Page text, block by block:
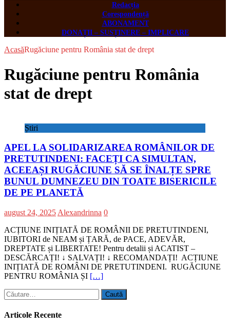
Redacția
Corespondență
ABONAMENT
DONAȚII – SUSȚINERE – IMPLICARE
AcasăRugăciune pentru România stat de drept
Rugăciune pentru România
stat de drept
Știri
APEL LA SOLIDARIZAREA ROMÂNILOR DE
PRETUTINDENI: FACEȚI CA SIMULTAN,
ACEEAȘI RUGĂCIUNE SĂ SE ÎNALȚE SPRE
BUNUL DUMNEZEU DIN TOATE BISERICILE
DE PE PLANETĂ
august 24, 2025 Alexandrinna 0
ACȚIUNE INIȚIATĂ DE ROMÂNII DE PRETUTINDENI,
IUBITORI de NEAM și ȚARĂ, de PACE, ADEVĂR,
DREPTATE și LIBERTATE! Pentru detalii și ACATIST –
DESCĂRCAȚI! ↓ SALVAȚI! ↓ RECOMANDAȚI! ACȚIUNE
INIȚIATĂ DE ROMÂNI DE PRETUTINDENI. RUGĂCIUNE
PENTRU ROMÂNIA ȘI […]
Caută
după:
Articole Recente